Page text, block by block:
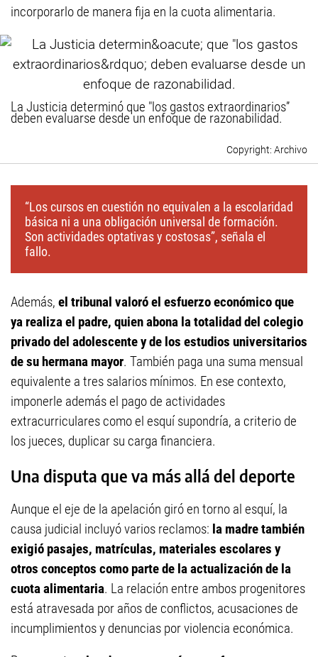
incorporarlo de manera fija en la cuota alimentaria.
La Justicia determinó que "los gastos extraordinarios”
deben evaluarse desde un enfoque de razonabilidad.
Archivo
“Los cursos en cuestión no equivalen a la escolaridad
básica ni a una obligación universal de formación.
Son actividades optativas y costosas”, señala el
fallo.
Además, el tribunal valoró el esfuerzo económico que
ya realiza el padre, quien abona la totalidad del colegio
privado del adolescente y de los estudios universitarios
de su hermana mayor. También paga una suma mensual
equivalente a tres salarios mínimos. En ese contexto,
imponerle además el pago de actividades
extracurriculares como el esquí supondría, a criterio de
los jueces, duplicar su carga financiera.
Una disputa que va más allá del deporte
Aunque el eje de la apelación giró en torno al esquí, la
causa judicial incluyó varios reclamos: la madre también
exigió pasajes, matrículas, materiales escolares y
otros conceptos como parte de la actualización de la
cuota alimentaria. La relación entre ambos progenitores
está atravesada por años de conflictos, acusaciones de
incumplimientos y denuncias por violencia económica.